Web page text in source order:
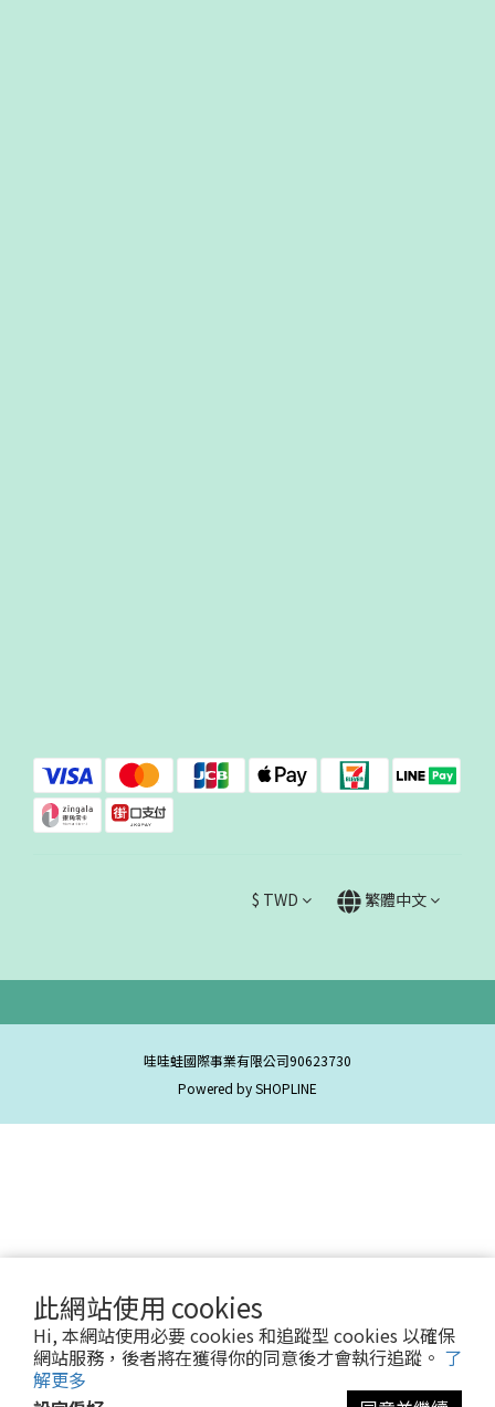
此網站使用 cookies
Hi, 本網站使用必要 cookies 和追蹤型 cookies 以確保
網站服務，後者將在獲得你的同意後才會執行追蹤。 了
解更多
$ TWD 繁體中文
哇哇蛙國際事業有限公司90623730
Powered by SHOPLINE